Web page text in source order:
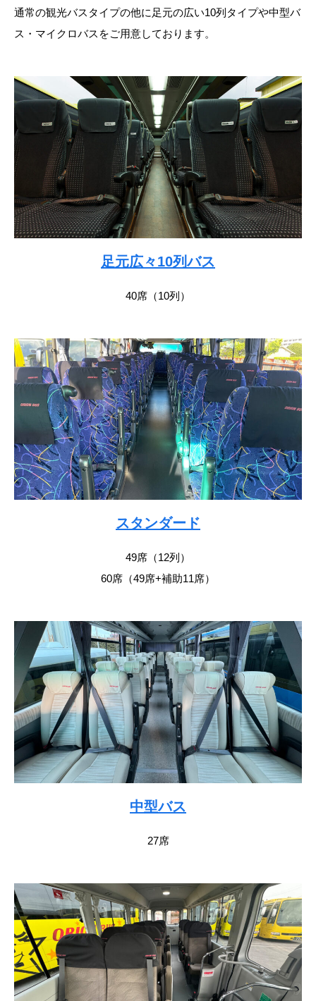
通常の観光バスタイプの他に足元の広い10列タイプや中型バ
ス・マイクロバスをご用意しております。
足元広々10列バス
40席（10列）
スタンダード
49席（12列）
60席（49席+補助11席）
中型バス
27席